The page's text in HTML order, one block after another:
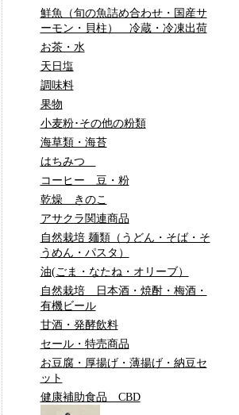
鮮魚（旬の魚詰め合わせ・国産サ
ーモン・貝柱） 冷蔵・冷凍出荷
お茶・水
天日塩
調味料
果物
小麦粉･その他の粉類
海草類・海苔
はちみつ
コーヒー 豆・粉
乾燥 きのこ
アサクラ関連商品
自然栽培 麺類（うどん・そば・そ
うめん・パスタ）
油(ごま・なたね・オリーブ）
自然栽培 日本酒・焼酎・梅酒・
有機ビール
甘酒・発酵飲料
セール・特売商品
お豆腐・厚揚げ・薄揚げ・納豆セ
ット
健康補助食品 CBD